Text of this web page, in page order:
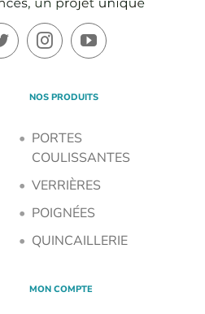
NOS PRODUITS
PORTES
COULISSANTES
VERRIÈRES
POIGNÉES
QUINCAILLERIE
MON COMPTE